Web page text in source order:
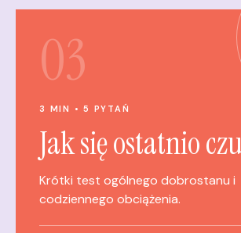
03
3 MIN • 5 PYTAŃ
Jak się ostatnio
Krótki test ogólnego dobrostanu i
codziennego obciążenia.